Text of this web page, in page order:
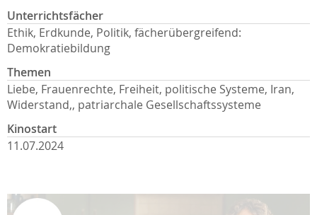
Unterrichtsfächer
Ethik, Erdkunde, Politik, fächerübergreifend:
Demokratiebildung
Themen
Liebe, Frauenrechte, Freiheit, politische Systeme, Iran,
Widerstand,, patriarchale Gesellschaftssysteme
Kinostart
11.07.2024